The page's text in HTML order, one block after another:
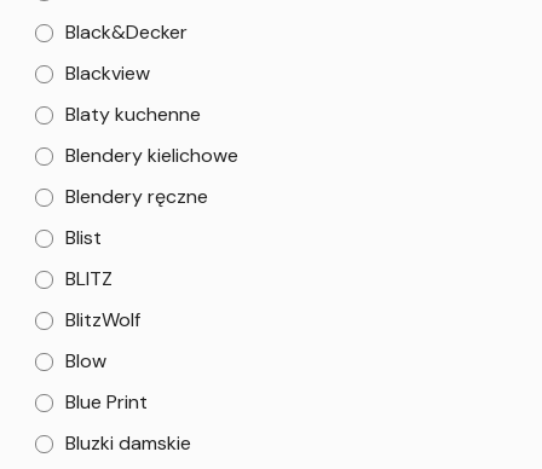
Black&Decker
Blackview
Blaty kuchenne
Blendery kielichowe
Blendery ręczne
Blist
BLITZ
BlitzWolf
Blow
Blue Print
Bluzki damskie